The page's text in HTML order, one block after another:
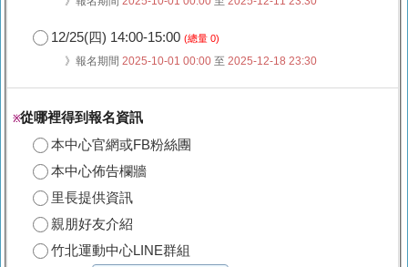
12/25(四) 14:00-15:00 (總量 0)
》報名期間 2025-10-01 00:00 至 2025-12-18 23:30
※從哪裡得到報名資訊
本中心官網或FB粉絲團
本中心佈告欄牆
里長提供資訊
親朋好友介紹
竹北運動中心LINE群組